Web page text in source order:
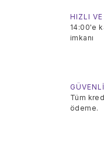
HIZLI VE
14:00'e
imkanı
Tüm
ödeme.